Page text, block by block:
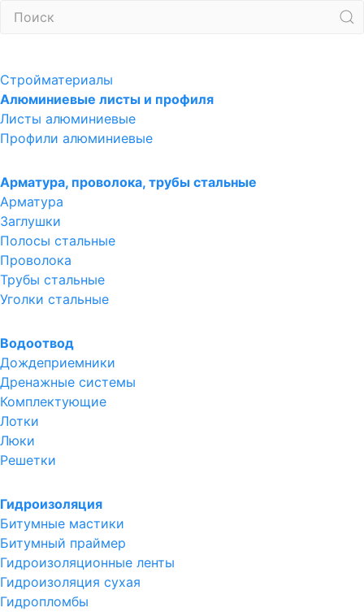
Стройматериалы
Алюминиевые листы и профиля
Листы алюминиевые
Профили алюминиевые
Арматура, проволока, трубы стальные
Арматура
Заглушки
Полосы стальные
Проволока
Трубы стальные
Уголки стальные
Водоотвод
Дождеприемники
Дренажные системы
Комплектующие
Лотки
Люки
Решетки
Гидроизоляция
Битумные мастики
Битумный праймер
Гидроизоляционные ленты
Гидроизоляция сухая
Гидропломбы